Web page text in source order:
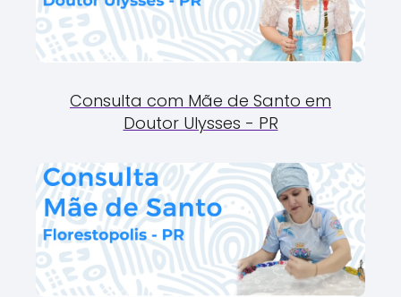
Consulta com Mãe de Santo em
Doutor Ulysses - PR